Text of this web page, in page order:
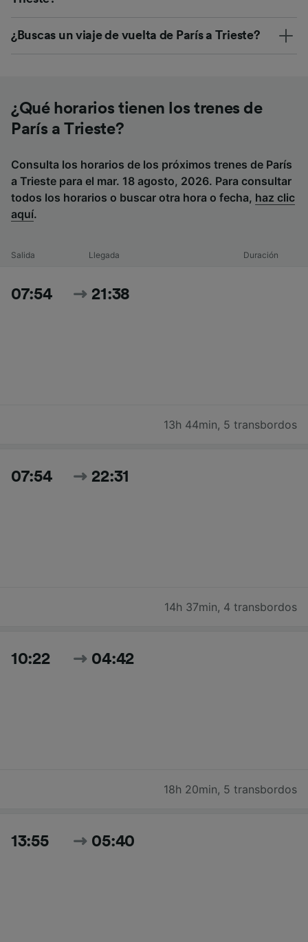
¿Buscas un viaje de vuelta de París a Trieste?
¿Qué horarios tienen los trenes de
París a Trieste?
Consulta los horarios de los próximos trenes de París
a Trieste para el mar. 18 agosto, 2026. Para consultar
todos los horarios o buscar otra hora o fecha, haz clic
aquí.
Salida Llegada Duración
07:54 21:38
13h 44min, 5 transbordos
07:54 22:31
14h 37min, 4 transbordos
10:22 04:42
18h 20min, 5 transbordos
13:55 05:40